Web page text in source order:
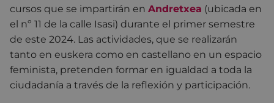
cursos que se impartirán en Andretxea (ubicada en
el nº 11 de la calle Isasi) durante el primer semestre
de este 2024. Las actividades, que se realizarán
tanto en euskera como en castellano en un espacio
feminista, pretenden formar en igualdad a toda la
ciudadanía a través de la reflexión y participación.